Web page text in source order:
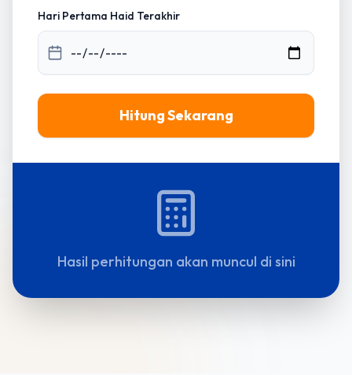
Hari Pertama Haid Terakhir
Hitung Sekarang
Hasil perhitungan akan muncul di sini